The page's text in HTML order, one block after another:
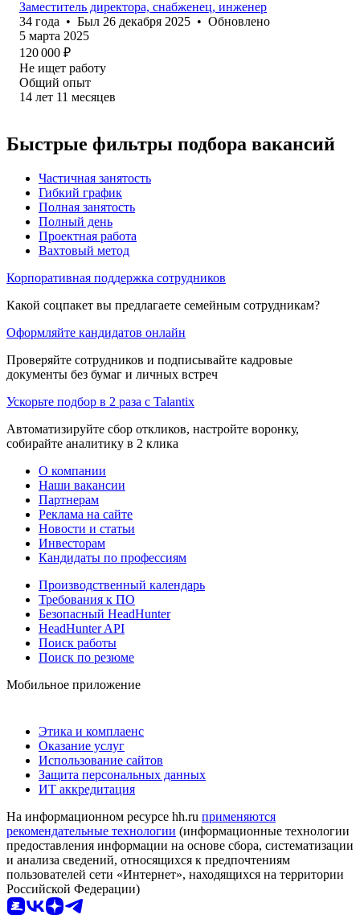
Заместитель директора, снабженец, инженер
34 года • Был 26 декабря 2025 • Обновлено
5 марта 2025
120 000 ₽
Не ищет работу
Общий опыт
14 лет 11 месяцев
Быстрые фильтры подбора вакансий
Частичная занятость
Гибкий график
Полная занятость
Полный день
Проектная работа
Вахтовый метод
Корпоративная поддержка сотрудников
Какой соцпакет вы предлагаете семейным сотрудникам?
Оформляйте кандидатов онлайн
Проверяйте сотрудников и подписывайте кадровые
документы без бумаг и личных встреч
Ускорьте подбор в 2 раза с Talantix
Автоматизируйте сбор откликов, настройте воронку,
собирайте аналитику в 2 клика
О компании
Наши вакансии
Партнерам
Реклама на сайте
Новости и статьи
Инвесторам
Кандидаты по профессиям
Производственный календарь
Требования к ПО
Безопасный HeadHunter
HeadHunter API
Поиск работы
Поиск по резюме
Мобильное приложение
Этика и комплаенс
Оказание услуг
Использование сайтов
Защита персональных данных
ИТ аккредитация
На информационном ресурсе hh.ru применяются
рекомендательные технологии (информационные технологии
предоставления информации на основе сбора, систематизации
и анализа сведений, относящихся к предпочтениям
пользователей сети «Интернет», находящихся на территории
Российской Федерации)